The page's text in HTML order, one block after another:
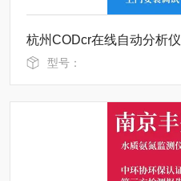
杭州CODcr在线自动分析仪
型号：